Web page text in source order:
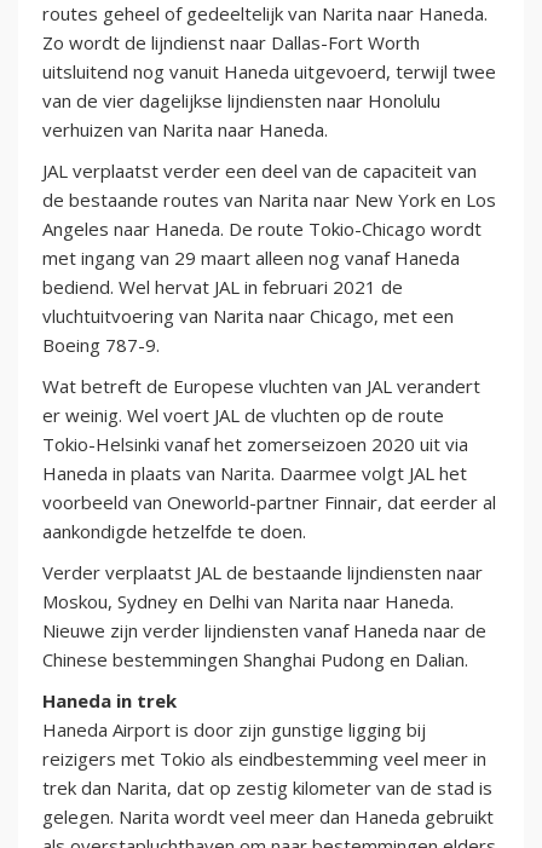
routes geheel of gedeeltelijk van Narita naar Haneda.
Zo wordt de lijndienst naar Dallas-Fort Worth
uitsluitend nog vanuit Haneda uitgevoerd, terwijl twee
van de vier dagelijkse lijndiensten naar Honolulu
verhuizen van Narita naar Haneda.
JAL verplaatst verder een deel van de capaciteit van
de bestaande routes van Narita naar New York en Los
Angeles naar Haneda. De route Tokio-Chicago wordt
met ingang van 29 maart alleen nog vanaf Haneda
bediend. Wel hervat JAL in februari 2021 de
vluchtuitvoering van Narita naar Chicago, met een
Boeing 787-9.
Wat betreft de Europese vluchten van JAL verandert
er weinig. Wel voert JAL de vluchten op de route
Tokio-Helsinki vanaf het zomerseizoen 2020 uit via
Haneda in plaats van Narita. Daarmee volgt JAL het
voorbeeld van Oneworld-partner Finnair, dat eerder al
aankondigde hetzelfde te doen.
Verder verplaatst JAL de bestaande lijndiensten naar
Moskou, Sydney en Delhi van Narita naar Haneda.
Nieuwe zijn verder lijndiensten vanaf Haneda naar de
Chinese bestemmingen Shanghai Pudong en Dalian.
Haneda in trek
Haneda Airport is door zijn gunstige ligging bij
reizigers met Tokio als eindbestemming veel meer in
trek dan Narita, dat op zestig kilometer van de stad is
gelegen. Narita wordt veel meer dan Haneda gebruikt